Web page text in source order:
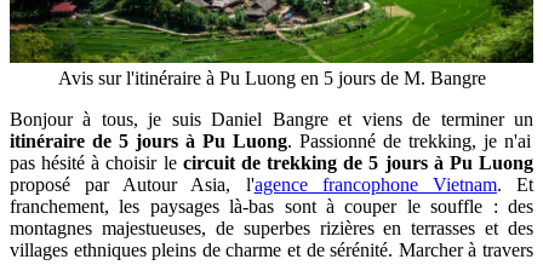
Avis sur l'itinéraire à Pu Luong en 5 jours de M. Bangre
Bonjour à tous, je suis Daniel Bangre et viens de terminer un
itinéraire de 5 jours à Pu Luong. Passionné de trekking, je n'ai
pas hésité à choisir le circuit de trekking de 5 jours à Pu Luong
proposé par Autour Asia, l'agence francophone Vietnam. Et
franchement, les paysages là-bas sont à couper le souffle : des
montagnes majestueuses, de superbes rizières en terrasses et des
villages ethniques pleins de charme et de sérénité. Marcher à travers